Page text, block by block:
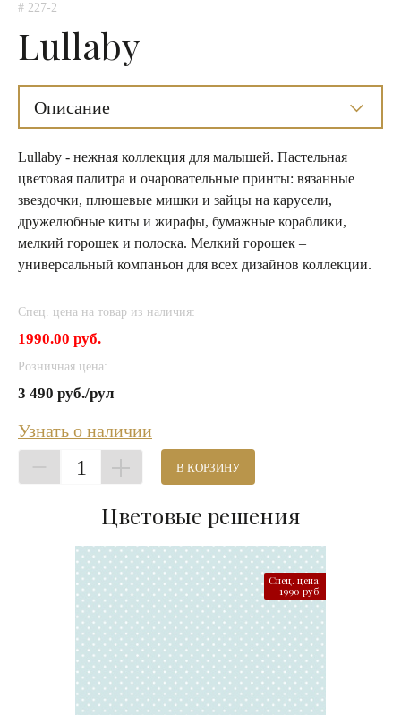
# 227-2
Lullaby
Описание
Lullaby - нежная коллекция для малышей. Пастельная
цветовая палитра и очаровательные принты: вязанные
звездочки, плюшевые мишки и зайцы на карусели,
дружелюбные киты и жирафы, бумажные кораблики,
мелкий горошек и полоска. Мелкий горошек –
универсальный компаньон для всех дизайнов коллекции.
Спец. цена на товар из наличия:
1990.00 руб.
Розничная цена:
3 490 руб./рул
Узнать о наличии
1 В КОРЗИНУ
Цветовые решения
Спец. цена:
1990 руб.